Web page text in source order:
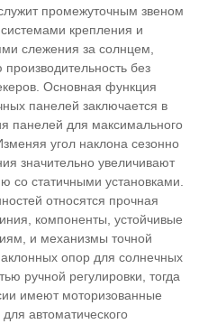
промежуточным звеном
крепления и
слежения за солнцем,
без
Основная функция
панелей заключается в
панелей для максимального
угол наклона сезонно
значительно увеличивают
со статичными установками.
относятся прочная
компоненты, устойчивые
и механизмы точной
опор для солнечных
ручной регулировки, тогда
имеют моторизованные
автоматического